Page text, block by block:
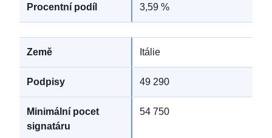
3,59 %
Itálie
49 290
54 750